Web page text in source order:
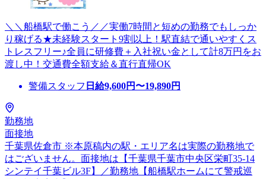
＼＼船橋駅で働こう／／実働7時間と短めの勤務でもしっか
り稼げる★未経験スタート9割以上！駅直結で通いやすくス
トレスフリー♪全員に研修費＋入社祝い金として計8万円をお
渡し中！交通費全額支給＆直行直帰OK
警備スタッフ 日給9,600円〜19,890円
勤務地
面接地
千葉県佐倉市 ※本原稿内の駅・エリア名は実際の勤務地で
はございません。面接地は【千葉県千葉市中央区栄町35-14
シンテイ千葉ビル3F】／勤務地【船橋駅ホームにて警戒巡